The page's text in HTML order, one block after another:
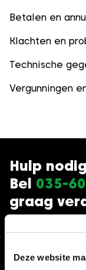
Deze website
Betalen en
Klachten en
Technische
Vergunningen
Hulp
Bel 035-
graag